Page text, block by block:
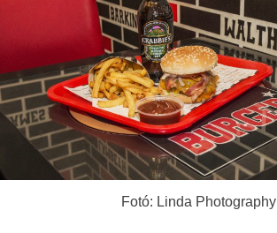
Fotó: Linda Photography